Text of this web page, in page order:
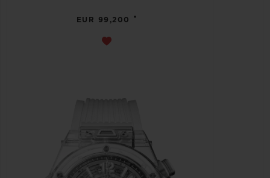
EUR 99,200 •